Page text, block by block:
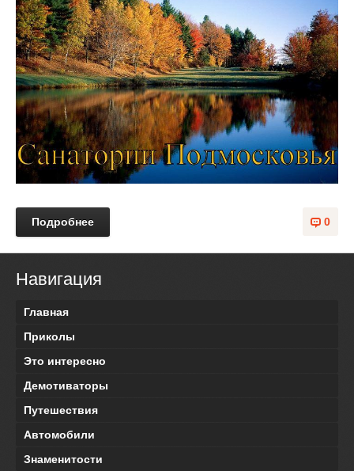
0
Подробнее
Навигация
Главная
Приколы
Это интересно
Демотиваторы
Путешествия
Автомобили
Знаменитости